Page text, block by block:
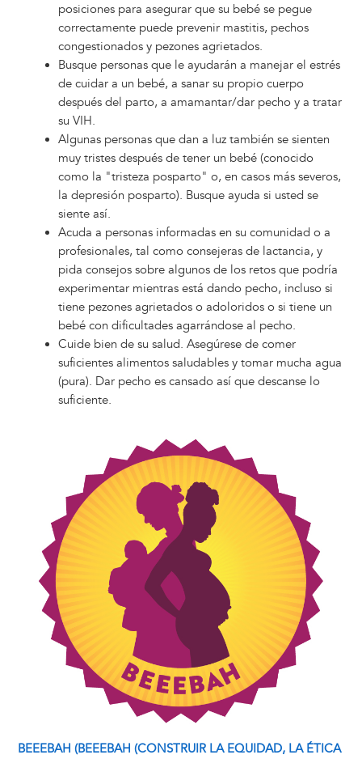
posiciones para asegurar que su bebé se pegue
correctamente puede prevenir mastitis, pechos
congestionados y pezones agrietados.
Busque personas que le ayudarán a manejar el estrés
de cuidar a un bebé, a sanar su propio cuerpo
después del parto, a amamantar/dar pecho y a tratar
su VIH.
Algunas personas que dan a luz también se sienten
muy tristes después de tener un bebé (conocido
como la "tristeza posparto" o, en casos más severos,
la depresión posparto). Busque ayuda si usted se
siente así.
Acuda a personas informadas en su comunidad o a
profesionales, tal como consejeras de lactancia, y
pida consejos sobre algunos de los retos que podría
experimentar mientras está dando pecho, incluso si
tiene pezones agrietados o adoloridos o si tiene un
bebé con dificultades agarrándose al pecho.
Cuide bien de su salud. Asegúrese de comer
suficientes alimentos saludables y tomar mucha agua
(pura). Dar pecho es cansado así que descanse lo
suficiente.
BEEEBAH (BEEEBAH (CONSTRUIR LA EQUIDAD, LA ÉTICA